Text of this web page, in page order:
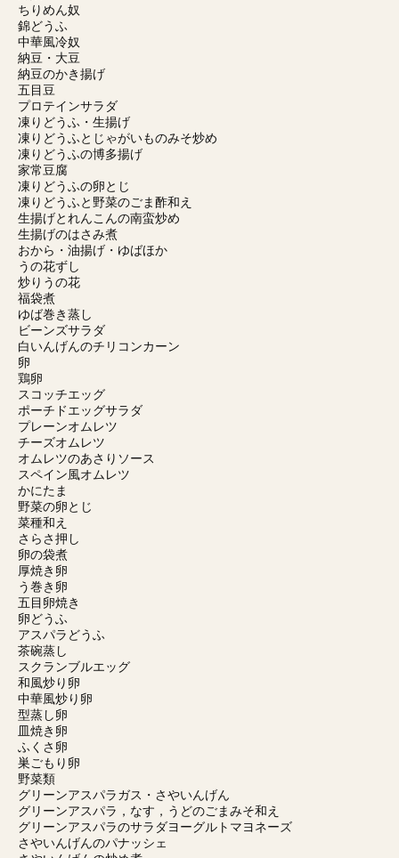
ちりめん奴
錦どうふ
中華風冷奴
納豆・大豆
納豆のかき揚げ
五目豆
プロテインサラダ
凍りどうふ・生揚げ
凍りどうふとじゃがいものみそ炒め
凍りどうふの博多揚げ
家常豆腐
凍りどうふの卵とじ
凍りどうふと野菜のごま酢和え
生揚げとれんこんの南蛮炒め
生揚げのはさみ煮
おから・油揚げ・ゆばほか
うの花ずし
炒りうの花
福袋煮
ゆば巻き蒸し
ビーンズサラダ
白いんげんのチリコンカーン
卵
鶏卵
スコッチエッグ
ポーチドエッグサラダ
プレーンオムレツ
チーズオムレツ
オムレツのあさりソース
スペイン風オムレツ
かにたま
野菜の卵とじ
菜種和え
さらさ押し
卵の袋煮
厚焼き卵
う巻き卵
五目卵焼き
卵どうふ
アスパラどうふ
茶碗蒸し
スクランブルエッグ
和風炒り卵
中華風炒り卵
型蒸し卵
皿焼き卵
ふくさ卵
巣ごもり卵
野菜類
グリーンアスパラガス・さやいんげん
グリーンアスパラ，なす，うどのごまみそ和え
グリーンアスパラのサラダヨーグルトマヨネーズ
さやいんげんのパナッシェ